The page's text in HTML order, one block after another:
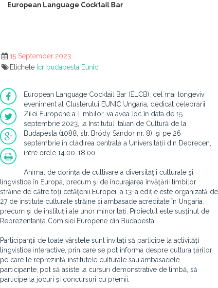
European Language Cocktail Bar
15 September 2023
Etichete Icr budapesta Eunic
European Language Cocktail Bar (ELCB), cel mai longeviv
eveniment al Clusterului EUNIC Ungaria, dedicat celebrării
Zilei Europene a Limbilor, va avea loc în data de 15
septembrie 2023, la Institutul Italian de Cultură de la
Budapesta (1088, str. Bródy Sándor nr. 8), și pe 26
septembrie în clădirea centrală a Universității din Debrecen,
între orele 14.00-18.00..
Animat de dorința de cultivare a diversităţii culturale şi
lingvistice în Europa, precum şi de încurajarea învăţării limbilor
străine de către toţi cetăţenii Europei, a 13-a ediție este organizată de
27 de institute culturale străine și ambasade acreditate în Ungaria,
precum și de instituții ale unor minorități. Proiectul este susținut de
Reprezentanța Comisiei Europene din Budapesta.
Participanții de toate vârstele sunt invitați să participe la activități
lingvistice interactive, prin care se pot informa despre cultura țărilor
pe care le reprezintă institutele culturale sau ambasadele
participante, pot să asiste la cursuri demonstrative de limbă, să
participe la jocuri și concursuri cu premii.